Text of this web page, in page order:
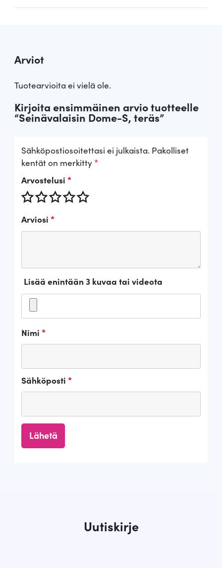
Arviot
Tuotearvioita ei vielä ole.
Kirjoita ensimmäinen arvio tuotteelle
“Seinävalaisin Dome-S, teräs”
Sähköpostiosoitettasi ei julkaista. Pakolliset
kentät on merkitty *
Arvostelusi *
Arviosi *
Lisää enintään 3 kuvaa tai videota
Nimi *
Sähköposti *
Uutiskirje